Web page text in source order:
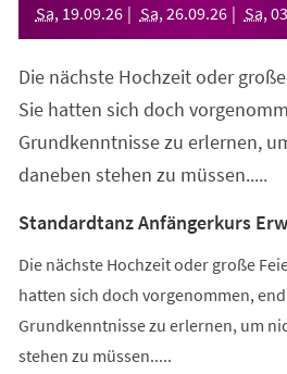
Sa, 19.09.26 Sa, 26.09.26 Sa, 03
Die nächste Hochzeit oder
Sie hatten sich doch
Grundkenntnisse zu erlernen,
daneben stehen zu müssen.....
Standardtanz Anfängerkurs
Die nächste Hochzeit oder große
hatten sich doch vorgenommen,
Grundkenntnisse zu erlernen, um
stehen zu müssen.....